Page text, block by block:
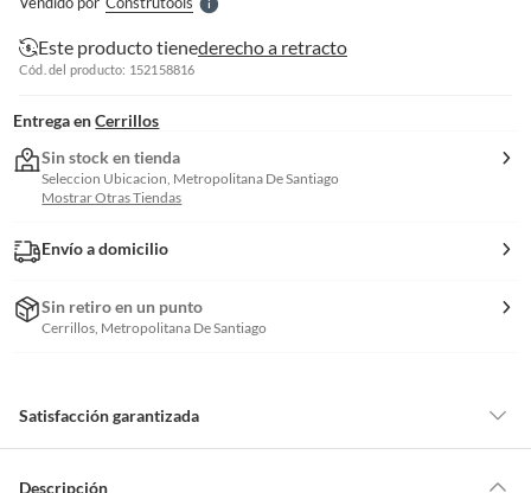
S
Este producto tienederecho a retracto
Cód. del producto: 152158816
Entrega en Cerrillos
Sin stock en tienda
Seleccion Ubicacion, Metropolitana De Santiago
Mostrar Otras Tiendas
Envío a domicilio
Sin retiro en un punto
Cerrillos, Metropolitana De Santiago
Satisfacción garantizada
de la compra.
Descripción